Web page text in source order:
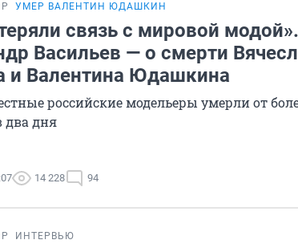
УМЕР ВАЛЕНТИН ЮДАШКИН
связь с мировой модой».
Васильев — о смерти
и Валентина Юдашкина
российские модельеры умерли от
два дня
14 228 94
ИНТЕРВЬЮ